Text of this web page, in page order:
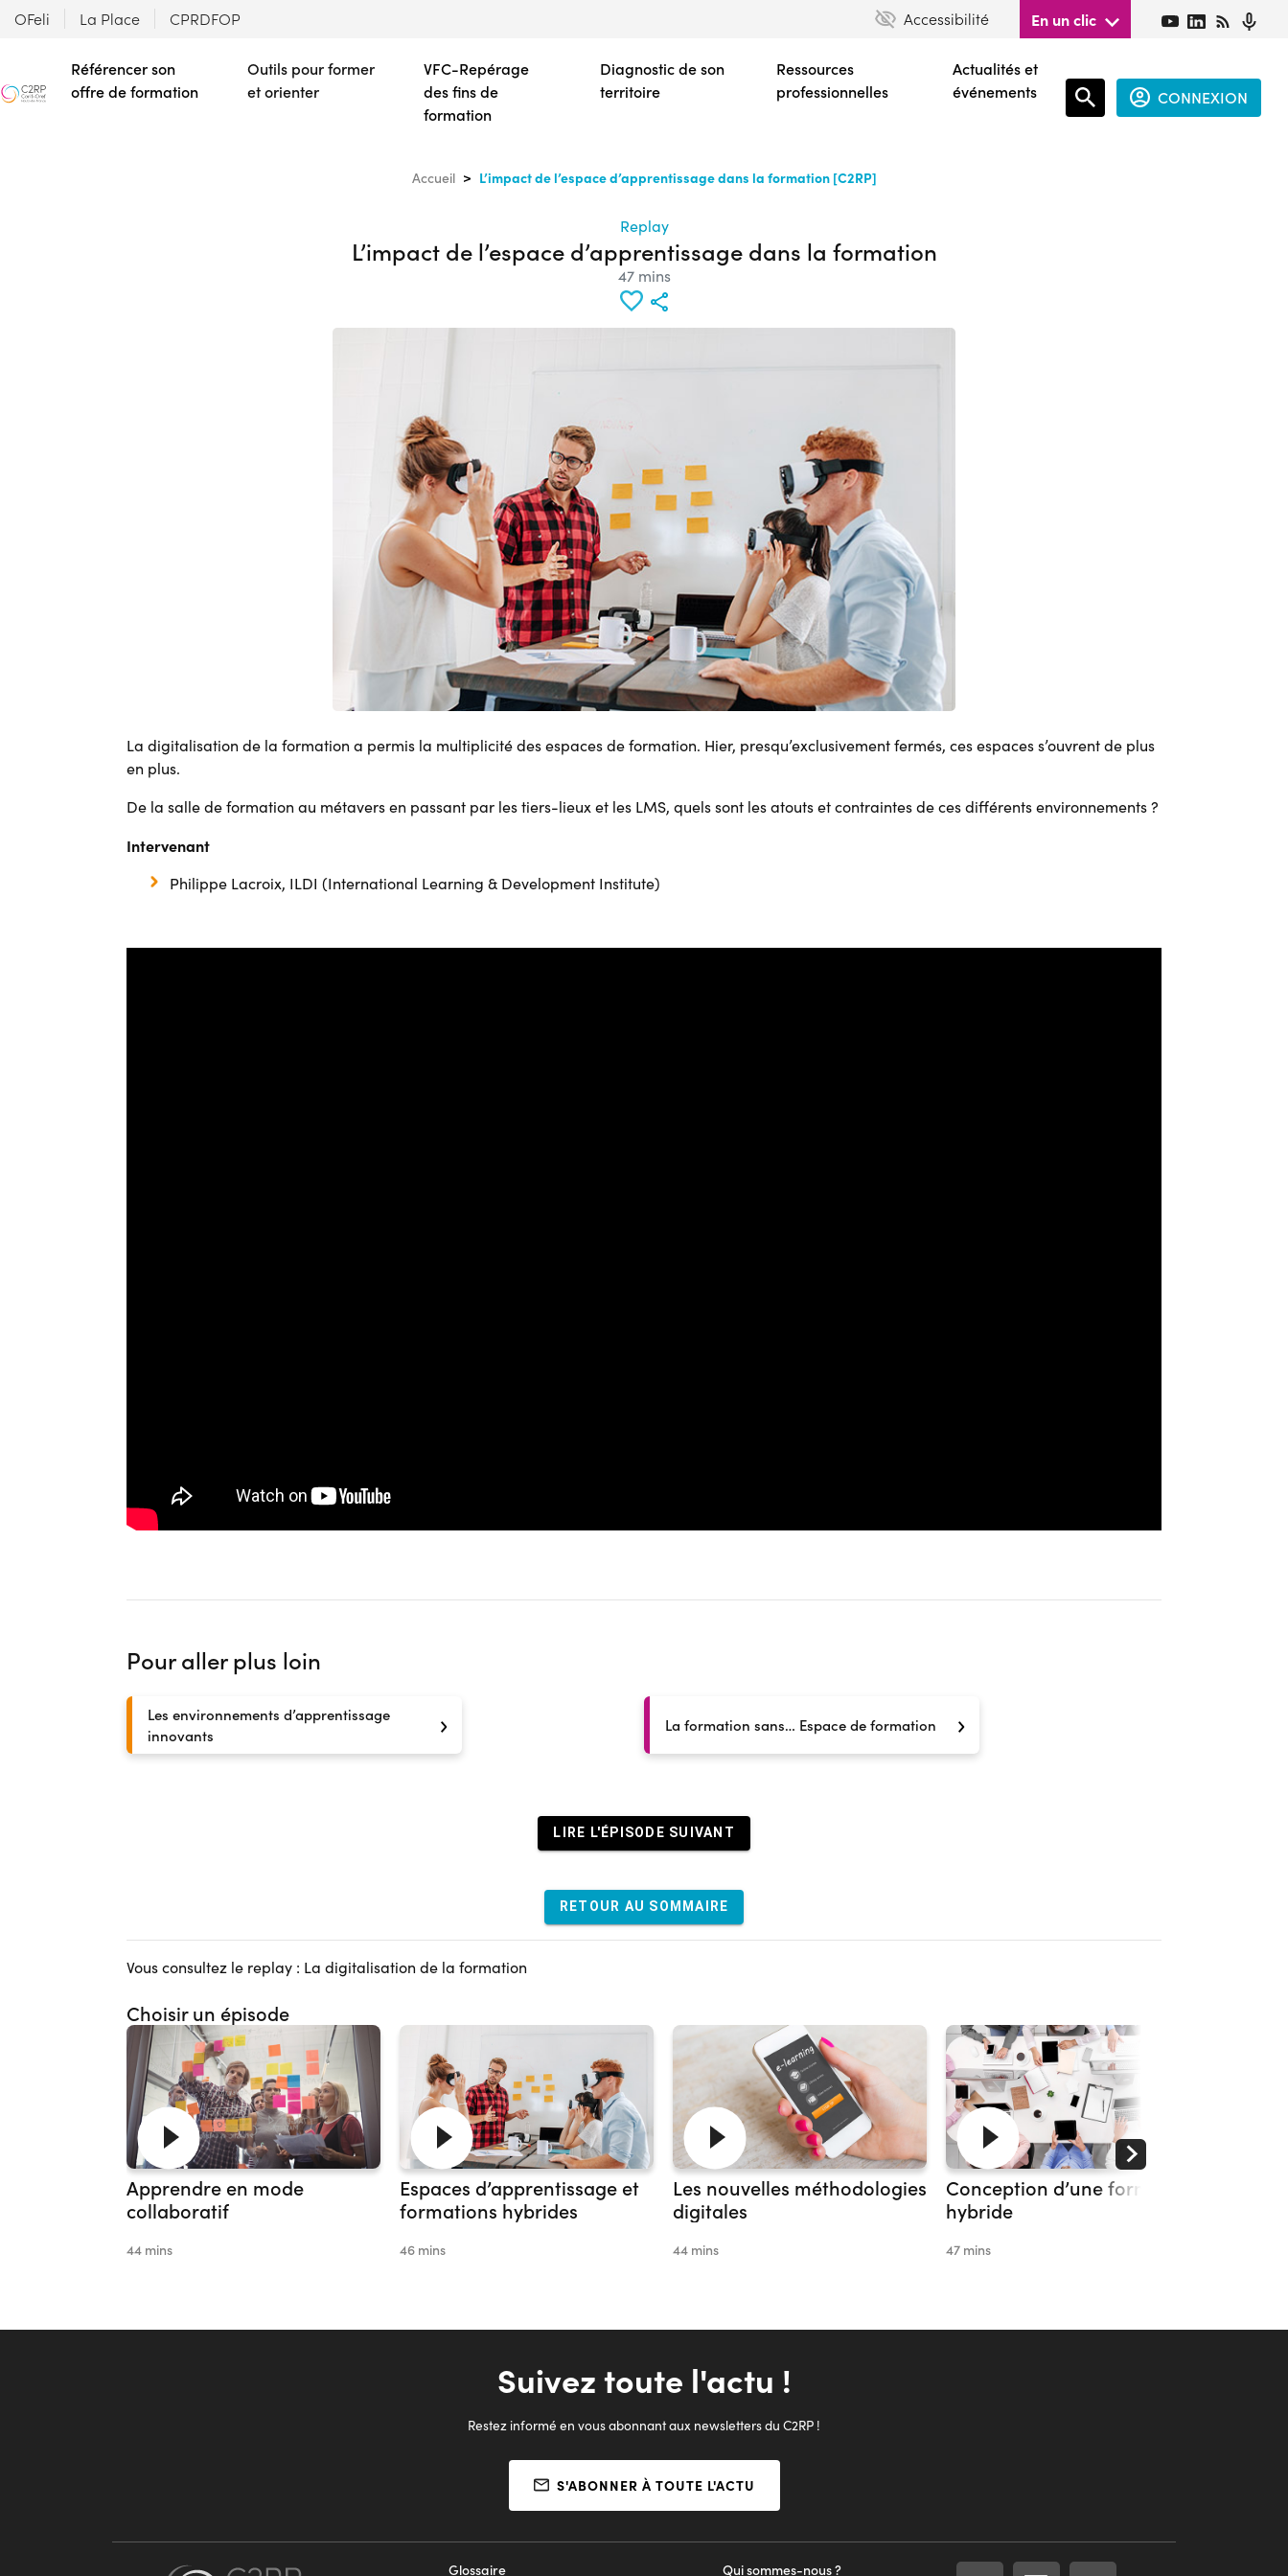
contenu
principal
OFeli La Place CPRDFOP Accessibilité En un clic
Référencer son
offre de formation
Outils pour former
et orienter
VFC-Repérage
des fins de
formation
Diagnostic de son
territoire
Ressources
professionnelles
Actualités et
événements
CONNEXION
Accueil L’impact de l’espace d’apprentissage dans la formation [C2RP]
Replay
L’impact de l’espace d’apprentissage dans la formation
47 mins
La digitalisation de la formation a permis la multiplicité des espaces de formation. Hier, presqu’exclusivement fermés, ces espaces s’ouvrent de plus
en plus.
De la salle de formation au métavers en passant par les tiers-lieux et les LMS, quels sont les atouts et contraintes de ces différents environnements ?
Intervenant
Philippe Lacroix, ILDI (International Learning & Development Institute)
Pour aller plus loin
Les environnements d’apprentissage
innovants
La formation sans… Espace de formation
LIRE L'ÉPISODE SUIVANT
RETOUR AU SOMMAIRE
Vous consultez le replay : La digitalisation de la formation
Choisir un épisode
Apprendre en mode
collaboratif
44 mins
Espaces d’apprentissage et
formations hybrides
46 mins
Les nouvelles méthodologies
digitales
44 mins
Conception d’une formation
hybride
47 mins
Suivez toute l'actu !
Restez informé en vous abonnant aux newsletters du C2RP !
S'ABONNER À TOUTE L'ACTU
Qui sommes-nous ?
Glossaire